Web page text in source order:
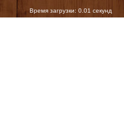
Время загрузки: 0.01 секунд